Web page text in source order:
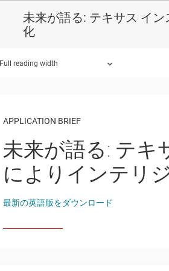
未来が語る: テキサス イ
化
Full reading width
APPLICATION BRIEF
未来が語る: テキ
によりインテリ
最新の英語版をダウンロード